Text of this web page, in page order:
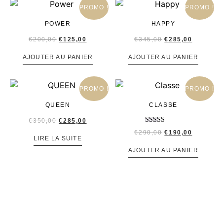
PROMO !
POWER
€200,00 €125,00
AJOUTER AU PANIER
PROMO !
HAPPY
€345,00 €285,00
AJOUTER AU PANIER
PROMO !
QUEEN
€350,00 €285,00
LIRE LA SUITE
PROMO !
CLASSE
Note
5.00
€290,00 €190,00
AJOUTER AU PANIER